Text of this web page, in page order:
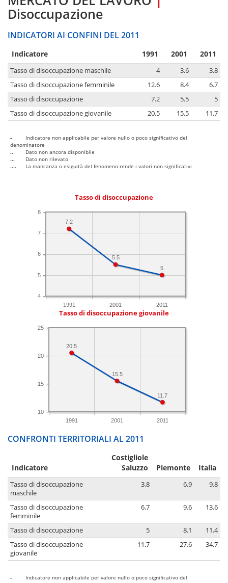
Disoccupazione
INDICATORI AI CONFINI DEL 2011
Indicatore 1991 2001 2011
Tasso di disoccupazione maschile 4 3.6
3.8
Tasso di disoccupazione femminile
12.6 8.4
6.7
Tasso di disoccupazione
7.2 5.5
5
Tasso di disoccupazione giovanile
20.5 15.5 11.7
-
Indicatore non applicabile per valore nullo o poco significativo del
denominatore
..
Dato non ancora disponibile
...
Dato non rilevato
....
La mancanza o esiguità del fenomeno rende i valori non significativi
Tasso di disoccupazione
1991 2001 2011
4
5
6
7
8
5
5.5
7.2
Tasso di disoccupazione giovanile
1991 2001 2011
10
15
20
25
11.7
15.5
20.5
CONFRONTI TERRITORIALI AL 2011
Indicatore
Costigliole
Saluzzo
Piemonte Italia
Tasso di disoccupazione
maschile
3.8 6.9 9.8
Tasso di disoccupazione
femminile
6.7 9.6 13.6
Tasso di disoccupazione 5 8.1
11.4
Tasso di disoccupazione
giovanile
11.7 27.6 34.7
-
Indicatore non applicabile per valore nullo o poco significativo del